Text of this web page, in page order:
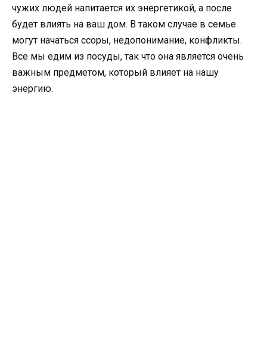
чужих людей напитается их энергетикой, а после
будет влиять на ваш дом. В таком случае в семье
могут начаться ссоры, недопонимание, конфликты.
Все мы едим из посуды, так что она является очень
важным предметом, который влияет на нашу
энергию.